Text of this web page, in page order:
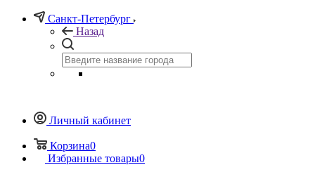
Санкт-Петербург
Назад
Личный кабинет
Корзина0
Избранные товары0